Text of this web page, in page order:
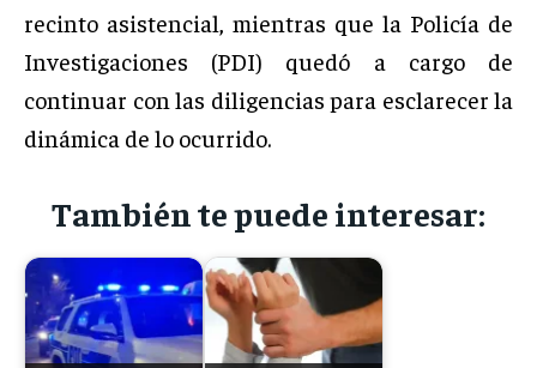
recinto asistencial, mientras que la Policía de
Investigaciones (PDI) quedó a cargo de
continuar con las diligencias para esclarecer la
dinámica de lo ocurrido.
También te puede interesar: